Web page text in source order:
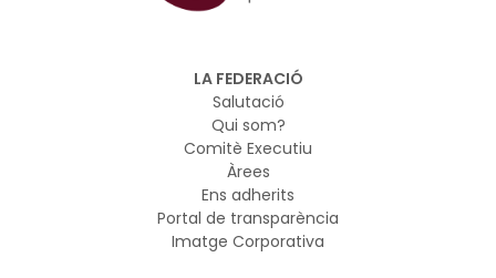
LA FEDERACIÓ
Salutació
Qui som?
Comitè Executiu
Àrees
Ens adherits
Portal de transparència
Imatge Corporativa